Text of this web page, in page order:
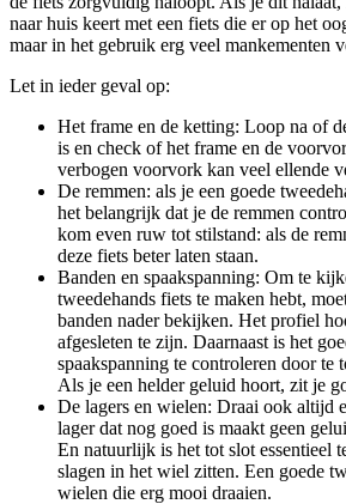
naar huis keert met een fiets die er op het
maar in het gebruik erg veel mankementen
Let in ieder geval op:
Het frame en de ketting: Loop na of
is en check of het frame en de
verbogen voorvork kan veel ellende
De remmen: als je een goede
het belangrijk dat je de remmen
kom even ruw tot stilstand: als de
deze fiets beter laten staan.
Banden en spaakspanning: Om te
tweedehands fiets te maken hebt,
banden nader bekijken. Het profiel
afgesleten te zijn. Daarnaast is het
spaakspanning te controleren door te
Als je een helder geluid hoort, zit je
De lagers en wielen: Draai ook altijd
lager dat nog goed is maakt geen
En natuurlijk is het tot slot essentieel
slagen in het wiel zitten. Een goede
wielen die erg mooi draaien.